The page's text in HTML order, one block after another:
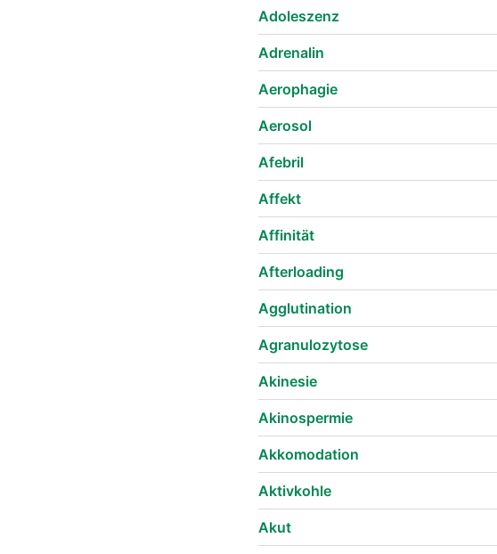
Adoleszenz
Adrenalin
Aerophagie
Aerosol
Afebril
Affekt
Affinität
Afterloading
Agglutination
Agranulozytose
Akinesie
Akinospermie
Akkomodation
Aktivkohle
Akut